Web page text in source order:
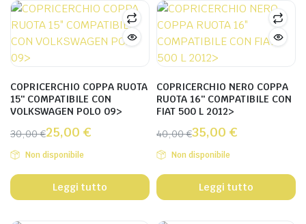
COPRICERCHIO COPPA RUOTA
15″ COMPATIBILE CON
VOLKSWAGEN POLO 09>
30,00€25,00 €
Non disponibile
Leggi tutto
COPRICERCHIO NERO COPPA
RUOTA 16″ COMPATIBILE CON
FIAT 500 L 2012>
40,00€35,00 €
Non disponibile
Leggi tutto